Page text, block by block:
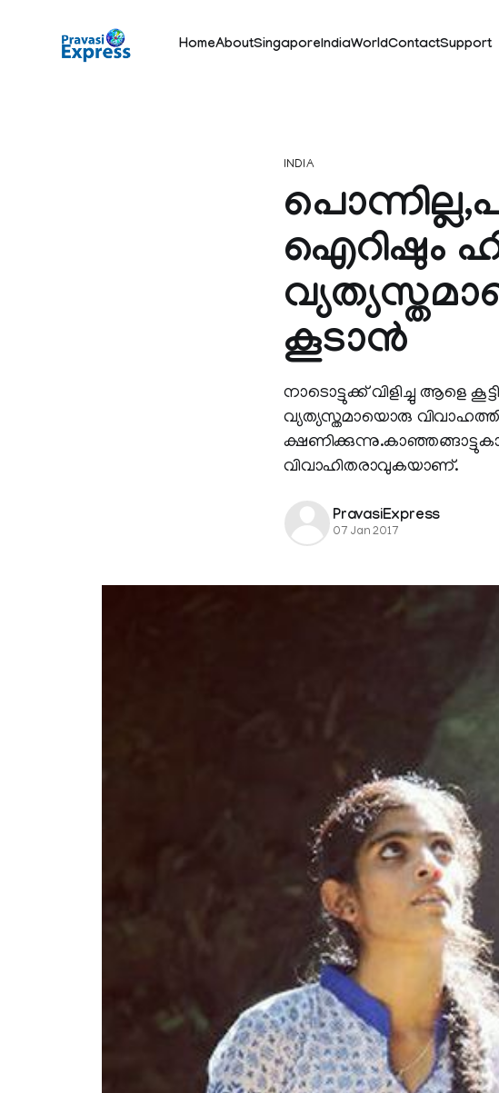
HomeAboutSingaporeIndiaWorldContactSupport
INDIA
ഐറിഷും
കൂടാന്‍
നാടൊട്ടുക്ക് വിളിച്ചു ആളെ
വ്യത്യസ്തമായൊരു
വിവാഹിതരാവുകയാണ്.
PravasiExpress
07 Jan 2017